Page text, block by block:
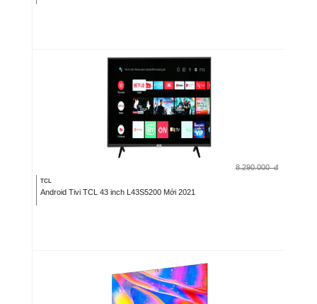
8.290.000 đ
TCL
Android Tivi TCL 43 inch L43S5200 Mới 2021